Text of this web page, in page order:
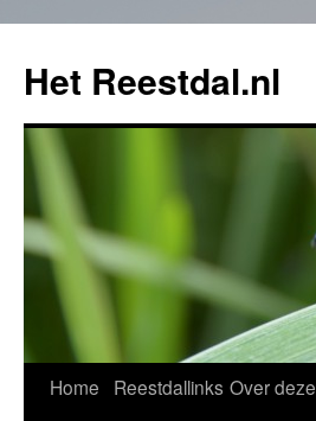
Het Reestdal.nl
Skip
Home Reestdallinks Over deze